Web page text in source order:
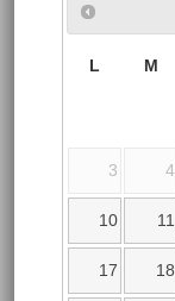
L M
3 4
10 11
17 18